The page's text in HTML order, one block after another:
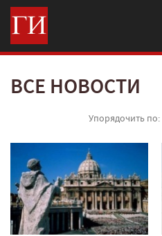
ВСЕ НОВОСТИ
Упорядочить по: